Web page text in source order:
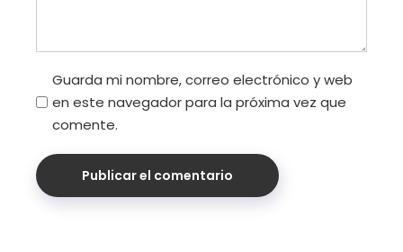
Guarda mi nombre, correo electrónico y web
en este navegador para la próxima vez que
comente.
Publicar el comentario